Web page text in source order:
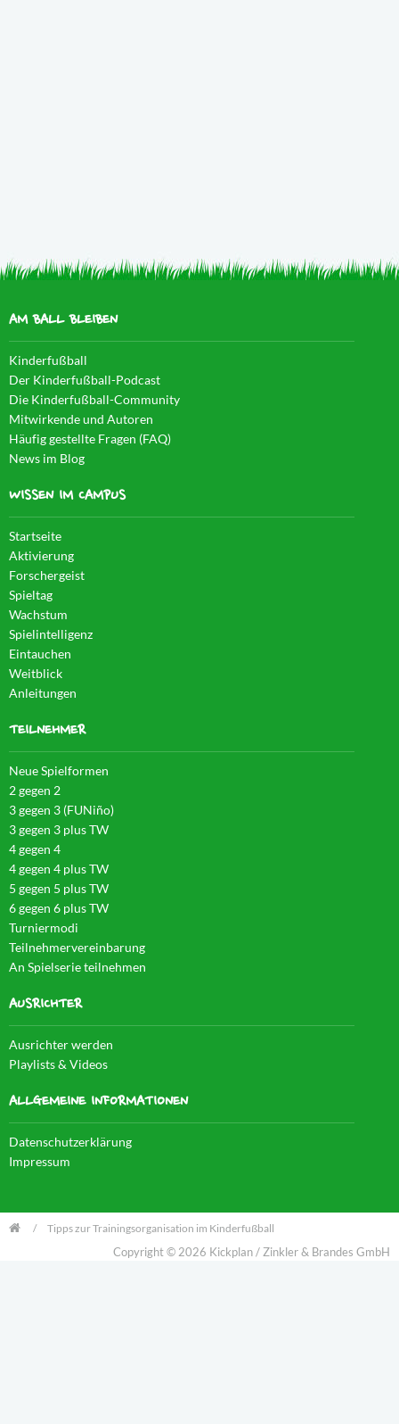
AM BALL BLEIBEN
Kinderfußball
Der Kinderfußball-Podcast
Die Kinderfußball-Community
Mitwirkende und Autoren
Häufig gestellte Fragen (FAQ)
News im Blog
WISSEN IM CAMPUS
Startseite
Aktivierung
Forschergeist
Spieltag
Wachstum
Spielintelligenz
Eintauchen
Weitblick
Anleitungen
TEILNEHMER
Neue Spielformen
2 gegen 2
3 gegen 3 (FUNiño)
3 gegen 3 plus TW
4 gegen 4
4 gegen 4 plus TW
5 gegen 5 plus TW
6 gegen 6 plus TW
Turniermodi
Teilnehmervereinbarung
An Spielserie teilnehmen
AUSRICHTER
Ausrichter werden
Playlists & Videos
ALLGEMEINE INFORMATIONEN
Datenschutzerklärung
Impressum
Tipps zur Trainingsorganisation im Kinderfußball
Copyright © 2026 Kickplan / Zinkler & Brandes GmbH